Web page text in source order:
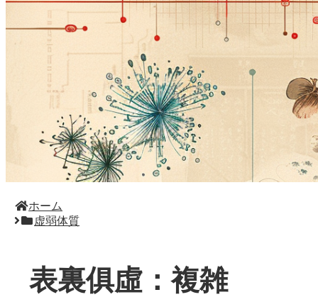
ホーム
虚弱体質
表裏俱虛：複雑